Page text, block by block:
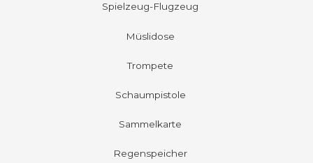
Spielzeug-Flugzeug
Müslidose
Trompete
Schaumpistole
Sammelkarte
Regenspeicher